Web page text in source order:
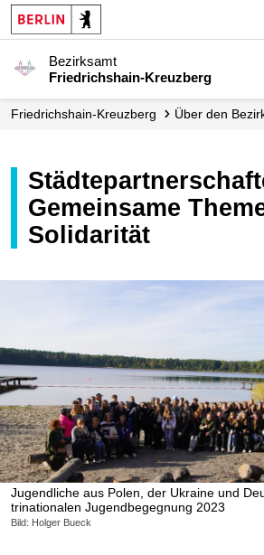
Bezirksamt
Friedrichshain-Kreuzberg
Friedrichshain-Kreuzberg Über den
Städtepartnerschaften -
Gemeinsame
Solidarität
Jugendliche aus Polen, der Ukraine und
trinationalen Jugendbegegnung 2023
Bild: Holger Bueck